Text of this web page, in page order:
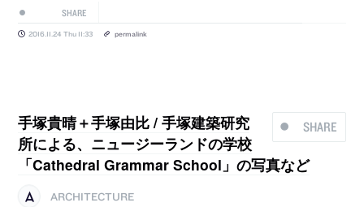
SHARE
2016.11.24 Thu 11:33 permalink
SHARE
手塚貴晴＋手塚由比 / 手塚建築研究
所による、ニュージーランドの学校
「Cathedral Grammar School」の写真など
ARCHITECTURE